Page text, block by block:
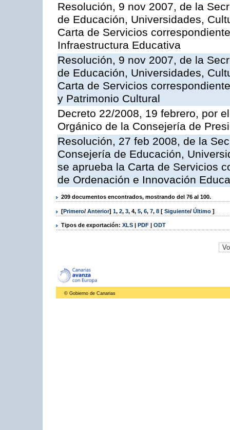
Resolución, 9 nov 2007, de la
de Educación, Universidades,
Carta de Servicios
Infraestructura Educativa
Resolución, 9 nov 2007, de la
de Educación, Universidades,
Carta de Servicios
y Patrimonio Cultural
Decreto 22/2008, 19 febrero, por
Orgánico de la Consejería de
Resolución, 27 feb 2008, de la
Consejería de Educación,
se aprueba la Carta de Servicios
de Ordenación e Innovación
209 documentos encontrados, mostrando del 76 al 100.
[Primero/ Anterior] 1, 2, 3, 4, 5, 6, 7, 8 [ Siguiente/ Último ]
Tipos de exportación: XLS | PDF | ODT
© Gobierno de Canarias